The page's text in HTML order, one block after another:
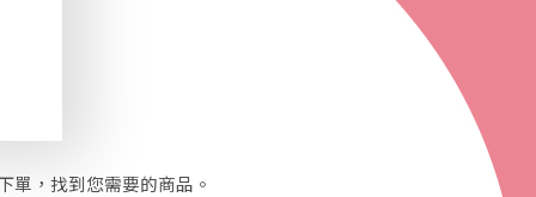
單，找到您需要的商品。